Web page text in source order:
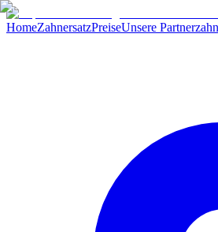
HomeZahnersatzPreiseUnsere